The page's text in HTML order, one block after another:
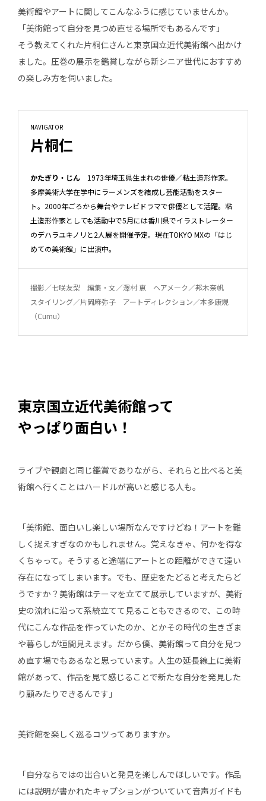
美術館やアートに関してこんなふうに感じていませんか。
「美術館って自分を見つめ直せる場所でもあるんです」
そう教えてくれた片桐仁さんと東京国立近代美術館へ出かけ
ました。圧巻の展示を鑑賞しながら新シニア世代におすすめ
の楽しみ方を伺いました。
NAVIGATOR
片桐仁
かたぎり・じん
1973年埼玉県生まれの俳優／粘土造形作家。
多摩美術大学在学中にラーメンズを結成し芸能活動をスター
ト。2000年ごろから舞台やテレビドラマで俳優として活躍。粘
土造形作家としても活動中で5月には香川県でイラストレーター
のデハラユキノリと2人展を開催予定。現在TOKYO MXの「はじ
めての美術館」に出演中。
撮影／七咲友梨 編集・文／澤村 恵 ヘアメーク／邦木奈帆
スタイリング／片岡麻弥子 アートディレクション／本多康規
（Cumu）
東京国立近代美術館って
やっぱり面白い！
ライブや観劇と同じ鑑賞でありながら、それらと比べると美
術館へ行くことはハードルが高いと感じる人も。
「美術館、面白いし楽しい場所なんですけどね！アートを難
しく捉えすぎなのかもしれません。覚えなきゃ、何かを得な
くちゃって。そうすると途端にアートとの距離ができて遠い
存在になってしまいます。でも、歴史をたどると考えたらど
うですか？美術館はテーマを立てて展示していますが、美術
史の流れに沿って系統立てて見ることもできるので、この時
代にこんな作品を作っていたのか、とかその時代の生きざま
や暮らしが垣間見えます。だから僕、美術館って自分を見つ
め直す場でもあるなと思っています。人生の延長線上に美術
館があって、作品を見て感じることで新たな自分を発見した
り顧みたりできるんです」
美術館を楽しく巡るコツってありますか。
「自分ならではの出合いと発見を楽しんでほしいです。作品
には説明が書かれたキャプションがついていて音声ガイドも